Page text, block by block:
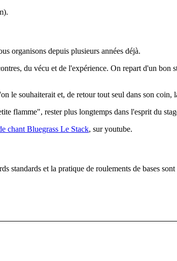
organisons depuis plusieurs années déjà.
du vécu et de l'expérience. On repart d'un
le souhaiterait et, de retour tout seul dans son
flamme", rester plus longtemps dans l'esprit du
chant Bluegrass Le Stack, sur youtube.
standards et la pratique de roulements de bases